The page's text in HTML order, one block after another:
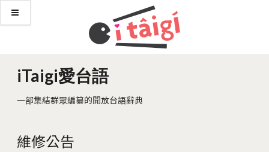
iTaigi愛台語
一部集結群眾編纂的開放台語辭典
維修公告